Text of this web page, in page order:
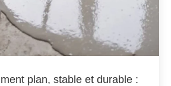
plan, stable et durable :